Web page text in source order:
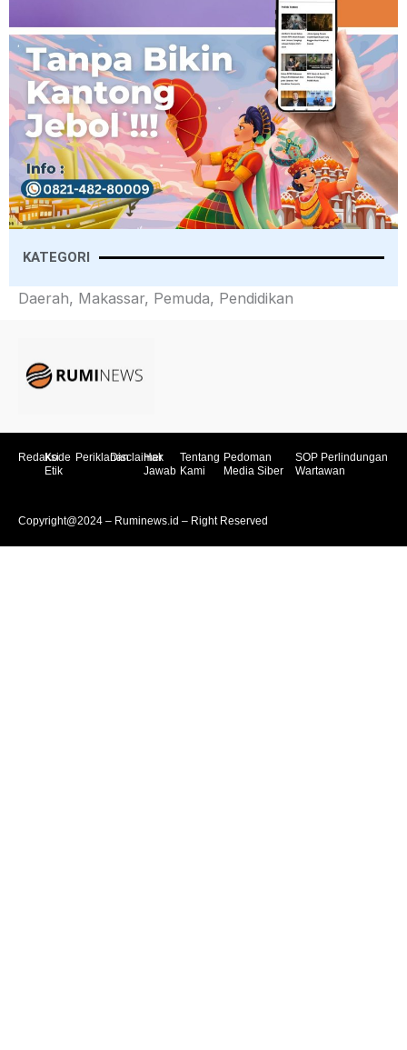
KATEGORI
Daerah, Makassar, Pemuda, Pendidikan
RedaksiKode
Etik
PeriklananDisclaimer
Hak
Jawab
Tentang
Kami
Pedoman
Media Siber
SOP Perlindungan
Wartawan
Copyright@2024 – Ruminews.id – Right Reserved